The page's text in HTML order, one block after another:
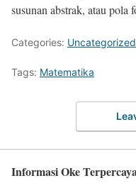
susunan abstrak, atau pola
Categories: Uncategorized
Tags: Matematika
Informasi Oke